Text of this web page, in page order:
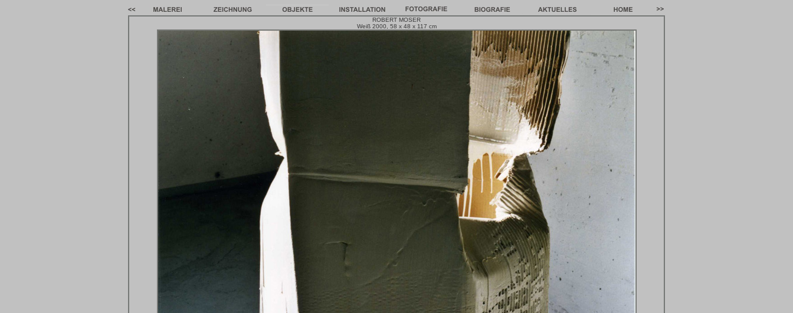
ROBERT MOSER
Weiß 2000, 58 x 48 x 117 cm